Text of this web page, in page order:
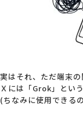
採用情報
実はそれ、ただ端末
Ｘには「Grok」とい
(ちなみに使用できる